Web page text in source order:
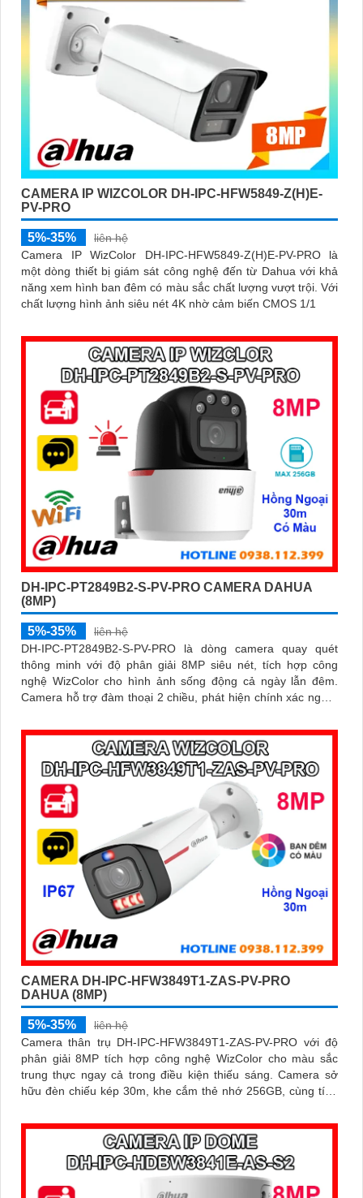
CAMERA IP WIZCOLOR DH-IPC-HFW5849-Z(H)E-
PV-PRO
5%-35%
liên hệ
Camera IP WizColor DH-IPC-HFW5849-Z(H)E-PV-PRO là
một dòng thiết bị giám sát công nghệ đến từ Dahua với khả
năng xem hình ban đêm có màu sắc chất lượng vượt trội. Với
chất lượng hình ảnh siêu nét 4K nhờ cảm biến CMOS 1/1
DH-IPC-PT2849B2-S-PV-PRO CAMERA DAHUA
(8MP)
5%-35%
liên hệ
DH-IPC-PT2849B2-S-PV-PRO là dòng camera quay quét
thông minh với độ phân giải 8MP siêu nét, tích hợp công
nghệ WizColor cho hình ảnh sống động cả ngày lẫn đêm.
Camera hỗ trợ đàm thoại 2 chiều, phát hiện chính xác người
CAMERA DH-IPC-HFW3849T1-ZAS-PV-PRO
DAHUA (8MP)
5%-35%
liên hệ
Camera thân trụ DH-IPC-HFW3849T1-ZAS-PV-PRO với độ
phân giải 8MP tích hợp công nghệ WizColor cho màu sắc
trung thực ngay cả trong điều kiện thiếu sáng. Camera sở
hữu đèn chiếu kép 30m, khe cắm thẻ nhớ 256GB, cùng tính
sát hiệu quả và phản ứng kịp thời